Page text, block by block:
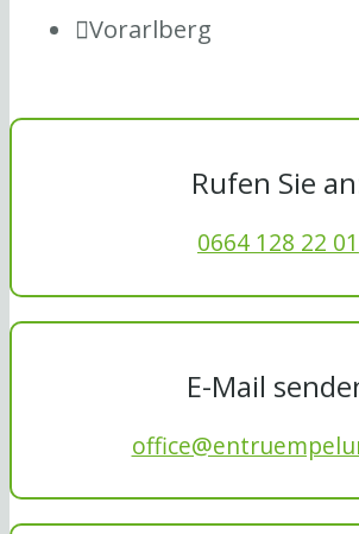
Vorarlberg
Rufen Sie
0664 128 22 01
E-Mail